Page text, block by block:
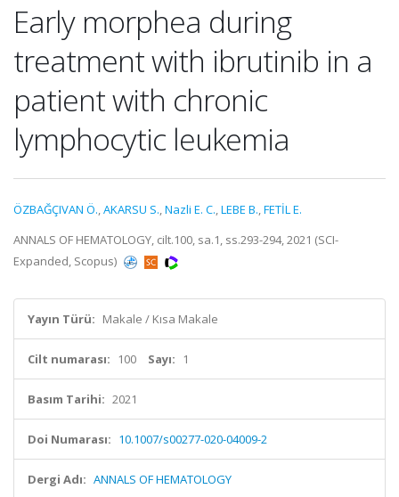
Early morphea during
treatment with ibrutinib in a
patient with chronic
lymphocytic leukemia
ÖZBAĞÇIVAN Ö.,AKARSU S.,Nazli E. C.,LEBE B.,FETİL E.
ANNALS OF HEMATOLOGY, cilt.100, sa.1, ss.293-294, 2021 (SCI-
Expanded, Scopus)
Yayın Türü: Makale / Kısa Makale
Cilt numarası: 100 Sayı: 1
Basım Tarihi: 2021
Doi Numarası: 10.1007/s00277-020-04009-2
Dergi Adı: ANNALS OF HEMATOLOGY